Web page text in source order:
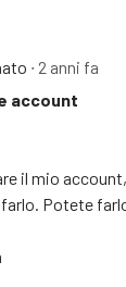
∙ 2 anni fa
account
il mio
Potete